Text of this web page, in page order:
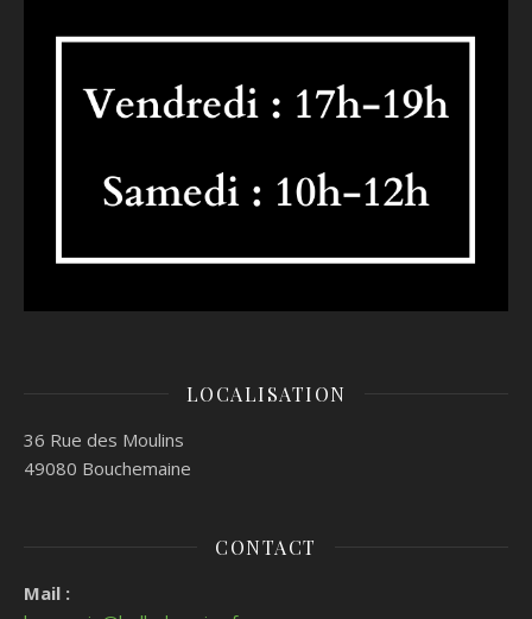
LOCALISATION
36 Rue des Moulins
49080 Bouchemaine
CONTACT
Mail :